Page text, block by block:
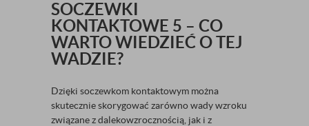
SOCZEWKI
KONTAKTOWE 5 – CO
WARTO WIEDZIEĆ O TEJ
WADZIE?
Dzięki soczewkom kontaktowym można
skutecznie skorygować zarówno wady wzroku
związane z dalekowzrocznością, jak i z